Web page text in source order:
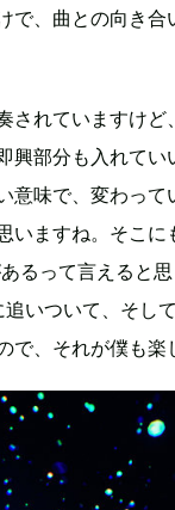
で、曲との向き合
されていますけど
興部分も入れてい
意味で、変わって
いますね。そこに
るって言えると
いついて、そし
で、それが僕も楽